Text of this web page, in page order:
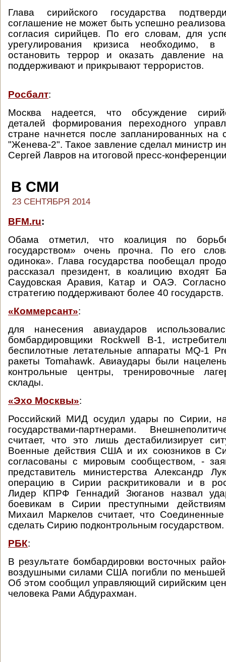
Глава сирийского государства
соглашение не может быть успешно
согласия сирийцев. По его словам, для
урегулирования кризиса необходимо, в
остановить террор и оказать давление
поддерживают и прикрывают террористов.
Росбалт:
Москва надеется, что обсуждение
деталей формирования переходного
стране начнется после запланированных на
"Женева-2". Такое завление сделал министр
Сергей Лавров на итоговой пресс-
В СМИ
23 СЕНТЯБРЯ 2014
BFM.ru:
Обама отметил, что коалиция по
государством» очень прочна. По его
одинока». Глава государства пообещал
рассказал президент, в коалицию входят
Саудовская Аравия, Катар и ОАЭ.
стратегию поддерживают более 40 государств.
«Коммерсант»:
для нанесения авиаударов
бомбардировщики Rockwell B-1,
беспилотные летательные аппараты MQ-1
ракеты Tomahawk. Авиаудары были
контрольные центры, тренировочные
склады.
«Эхо Москвы»:
Российский МИД осудил удары по Сирии,
государствами-партнерами.
считает, что это лишь дестабилизирует
Военные действия США и их союзников в
согласованы с мировым сообществом, -
представитель министерства Александр
операцию в Сирии раскритиковали и в
Лидер КПРФ Геннадий Зюганов назвал
боевикам в Сирии преступными
Михаил Маркелов считает, что
сделать Сирию подконтрольным государством.
РБК:
В результате бомбардировки восточных
воздушными силами США погибли по
Об этом сообщил управляющий сирийским
человека Рами Абдурахман.